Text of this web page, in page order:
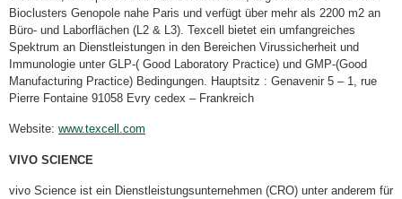
Bioclusters Genopole nahe Paris und verfügt über mehr als 2200 m2 an
Büro- und Laborflächen (L2 & L3). Texcell bietet ein umfangreiches
Spektrum an Dienstleistungen in den Bereichen Virussicherheit und
Immunologie unter GLP-( Good Laboratory Practice) und GMP-(Good
Manufacturing Practice) Bedingungen. Hauptsitz : Genavenir 5 – 1, rue
Pierre Fontaine 91058 Evry cedex – Frankreich
Website: www.texcell.com
VIVO SCIENCE
vivo Science ist ein Dienstleistungsunternehmen (CRO) unter anderem für